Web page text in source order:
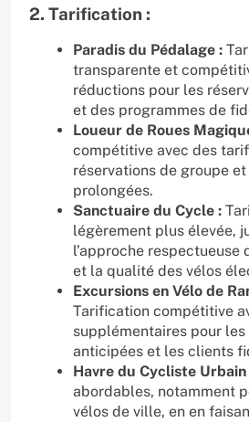
2. Tarification :
Paradis du Pédalage :
transparente et
réductions pour les
et des programmes de
Loueur de Roues
compétitive avec des
réservations de groupe
prolongées.
Sanctuaire du Cycle :
légèrement plus élevée,
l’approche respectueuse
et la qualité des vélos
Excursions en Vélo de
Tarification compétitive
supplémentaires pour
anticipées et les clients
Havre du Cycliste Urbain
abordables, notamment
vélos de ville, en en